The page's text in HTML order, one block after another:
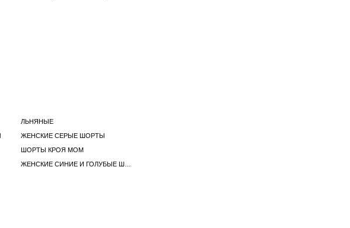
ЛЬНЯНЫЕ
ЖЕНСКИЕ СЕРЫЕ ШОРТЫ
ШОРТЫ КРОЯ MOM
ЖЕНСКИЕ СИНИЕ И ГОЛУБЫЕ ШОРТЫ